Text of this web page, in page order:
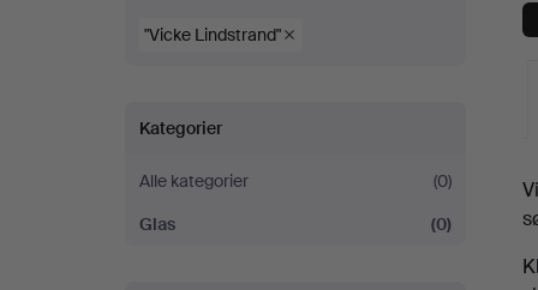
Lindstrand"”
Glas
"Vicke Lindstrand"
Kategorier
Alle kategorier
(0)
Glas
(0)